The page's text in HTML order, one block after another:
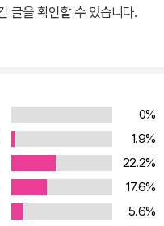
떤 실패도 영원
는 도전을 하고 분투하며
. 반복, 책임감, 성실. 삶의 본
자는 일본 유학 시절을 제외
다. 누구 하나 전학 가면 다
새 누군가 자리를 반드시 차
모습을 가감 없이 보여준다.
글을 확인할 수 있습니다.
0%
1.9%
22.2%
17.6%
5.6%